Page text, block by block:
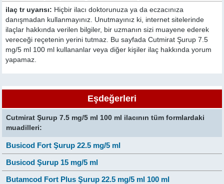
ilaç tr uyarısı: Hiçbir ilacı doktorunuza ya da eczacınıza
danışmadan kullanmayınız. Unutmayınız ki, internet sitelerinde
ilaçlar hakkında verilen bilgiler, bir uzmanın sizi muayene ederek
vereceği reçetenin yerini tutmaz. Bu sayfada Cutmirat Şurup 7.5
mg/5 ml 100 ml kullananlar veya diğer kişiler ilaç hakkında yorum
yapamaz.
Eşdeğerleri
Cutmirat Şurup 7.5 mg/5 ml 100 ml ilacının tüm formlardaki
muadilleri:
Busicod Fort Şurup 22.5 mg/5 ml
Busicod Şurup 15 mg/5 ml
Butamcod Fort Plus Şurup 22.5 mg/5 ml 100 ml